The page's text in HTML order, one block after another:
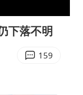
下落不明
159